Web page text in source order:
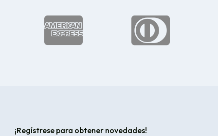


¡Regístrese para obtener novedades!